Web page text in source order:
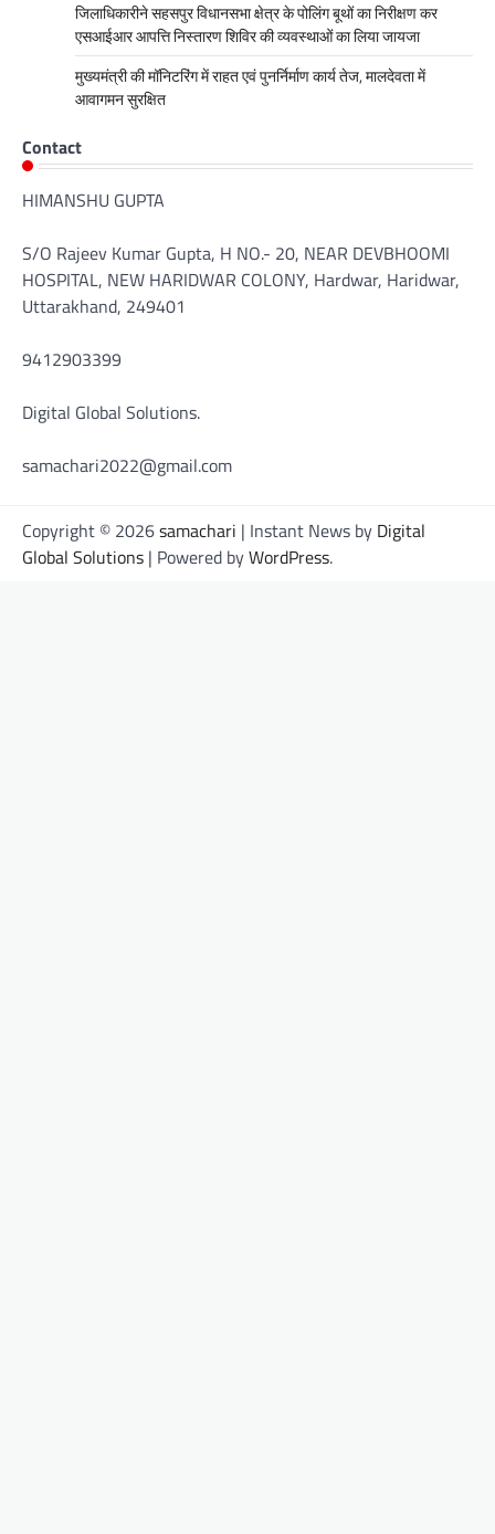
जिलाधिकारीने सहसपुर विधानसभा क्षेत्र के पोलिंग बूथों का निरीक्षण कर
एसआईआर आपत्ति निस्तारण शिविर की व्यवस्थाओं का लिया जायजा
मुख्यमंत्री की मॉनिटरिंग में राहत एवं पुनर्निर्माण कार्य तेज, मालदेवता में
आवागमन सुरक्षित
Contact
HIMANSHU GUPTA
S/O Rajeev Kumar Gupta, H NO.- 20, NEAR DEVBHOOMI
HOSPITAL, NEW HARIDWAR COLONY, Hardwar, Haridwar,
Uttarakhand, 249401
9412903399
Digital Global Solutions.
samachari2022@gmail.com
Copyright © 2026samachari | Instant News by Digital
Global Solutions | Powered byWordPress.